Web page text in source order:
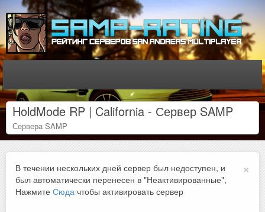
HoldMode RP | California - Сервер SAMP
Сервера SAMP
×
В течении нескольких дней сервер был недоступен, и
был автоматически перенесен в "Неактивированные",
Нажмите Сюда чтобы активировать сервер